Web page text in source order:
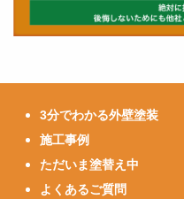
3分でわかる外壁塗装
施工事例
ただいま塗替え中
よくあるご質問